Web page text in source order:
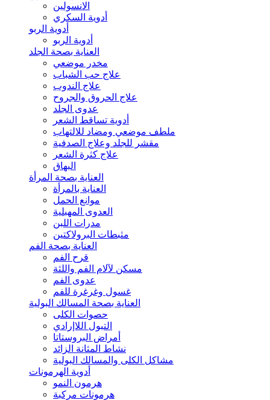
الانسولين
أدوية السكري
أدوية الربو
أدوية الربو
العناية بصحة الجلد
مخدر موضعي
علاج حب الشباب
علاج الندوب
علاج الحروق والجروح
عدوى الجلد
أدوية تساقط الشعر
ملطف موضعي ومضاد للالتهاب
مقشر للجلد وعلاج الصدفية
علاج كثرة الشعر
البهاق
العناية بصحة المرأة
العناية بالمرأة
موانع الحمل
العدوى المهبلية
مدرات اللبن
مثبطات البرولاكتين
العناية بصحة الفم
قرح الفم
مسكن لآلام الفم واللثة
عدوى الفم
غسول وغرغرة للفم
العناية بصحة المسالك البولية
حصوات الكلى
التبول اللاإرادي
أمراض البروستاتا
نشاط المثانة الزائد
مشاكل الكلى والمسالك البولية
أدوية الهرمونات
هرمون النمو
هرمونات مركبة